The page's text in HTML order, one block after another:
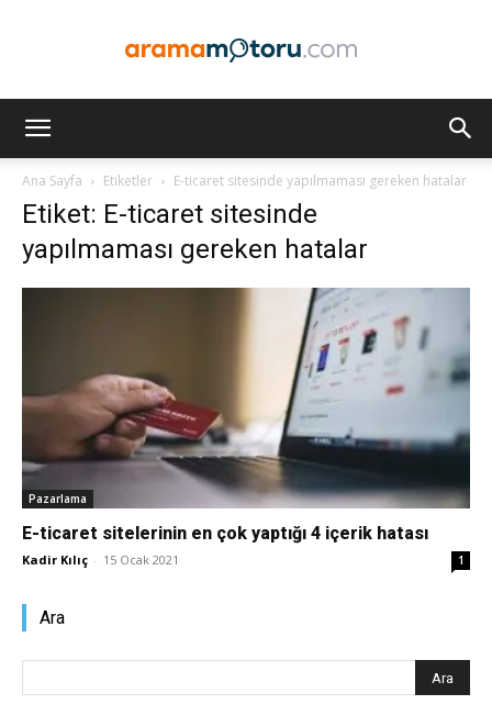
Motoru
Optimizasyonu
ve
Pazarlaması
Ana Sayfa Etiketler E-ticaret sitesinde yapılmaması gereken hatalar
Etiket: E-ticaret sitesinde
yapılmaması gereken hatalar
Pazarlama
E-ticaret sitelerinin en çok yaptığı 4 içerik hatası
Kadir Kılıç - 15 Ocak 2021 1
Ara